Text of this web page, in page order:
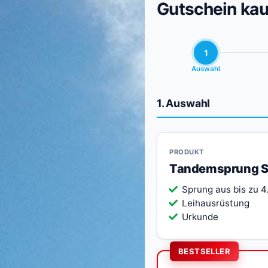
Gutschein
1
Auswahl
1. Auswahl
PRODUKT
Tandemsprung
Sprung aus bis zu
Leihausrüstung
Urkunde
BESTSELLER